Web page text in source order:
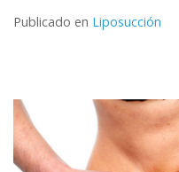
Publicado en Liposucción